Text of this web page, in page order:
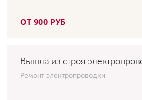
ОТ 900 РУБ
Вышла из строя
Ремонт электропроводки